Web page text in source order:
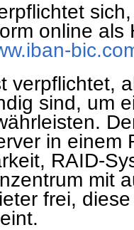
online
verpflichtet,
sind, um
in einem
RAID-
mit
frei,